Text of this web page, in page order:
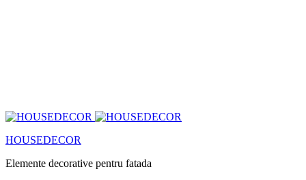
HOUSEDECOR
Elemente decorative pentru fatada